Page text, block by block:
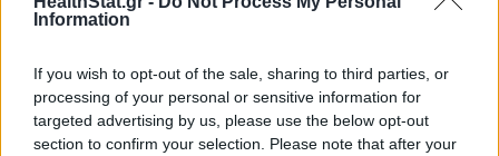
Information
If you wish to opt-out of the sale, sharing to third parties, or
processing of your personal or sensitive information for
targeted advertising by us, please use the below opt-out
section to confirm your selection. Please note that after your
Το «ΚΑΛΥΨΩ» στην OnHOME
πρόσβαση στη φαρμακευτική
αγωγή
29 Ιουλίου 2025